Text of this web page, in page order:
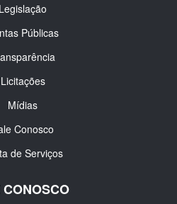
Legislação
Públicas
Licitações
Mídias
Conosco
de Serviços